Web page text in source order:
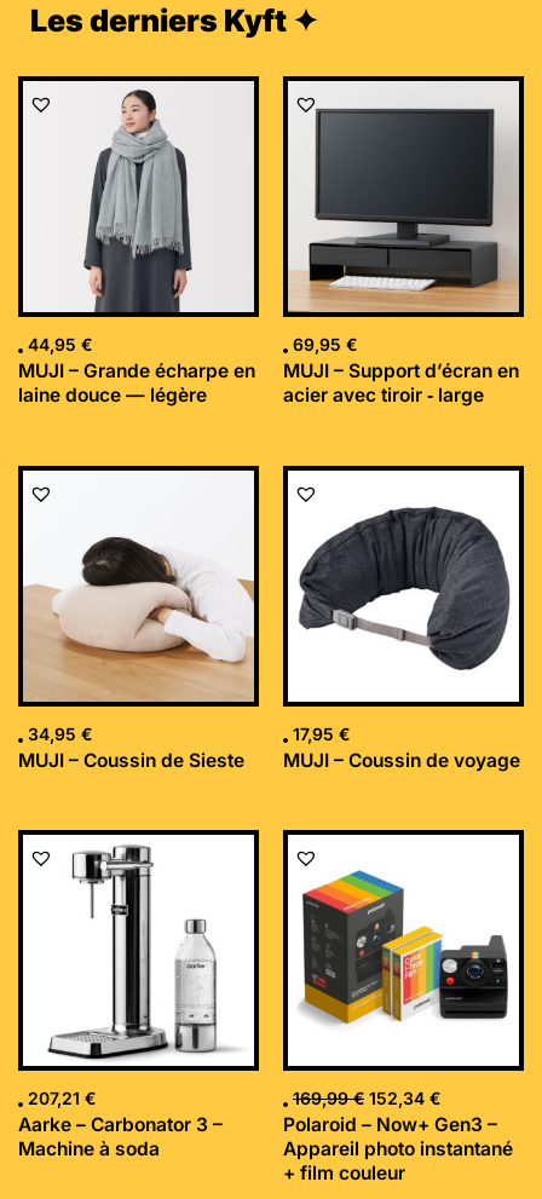
Les derniers Kyft ✦
44,95 €
MUJI – Grande écharpe en
laine douce — légère
69,95 €
MUJI – Support d’écran en
acier avec tiroir ‐ large
34,95 €
MUJI – Coussin de Sieste
17,95 €
MUJI – Coussin de voyage
207,21 €
Aarke – Carbonator 3 –
Machine à soda
169,99€
Le
initial
était :
169,99 €.
152,34 €
Le
Polaroid – Now+ Gen3 –
Appareil photo instantané
+ film couleur